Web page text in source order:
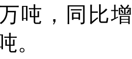
万吨，同比
。